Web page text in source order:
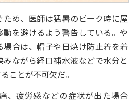
め、医師は猛暑のピーク時に屋
を避けるよう警告している。や
合は、帽子や日焼け防止着を着
ながら経口補水液などで水分と
ことが不可欠だ。
、疲労感などの症状が出た場合